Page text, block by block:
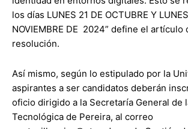
los días LUNES 21 DE OCTUBRE Y
NOVIEMBRE DE 2024” define el artículo
resolución.
Así mismo, según lo estipulado por la
aspirantes a ser candidatos deberán
oficio dirigido a la Secretaría General de
Tecnológica de Pereira, al correo